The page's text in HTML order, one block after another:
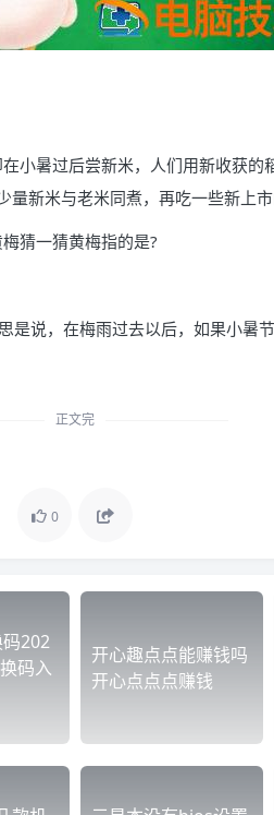
小暑过后尝新米，人们用新收获的
量新米与老米同煮，再吃一些新上
猜一猜黄梅指的是?
是说，在梅雨过去以后，如果小暑
正文完
0
202
码入
开心趣点点能赚钱吗
开心点点点赚钱